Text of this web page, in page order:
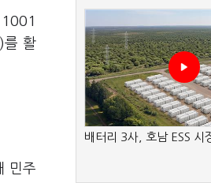
를 활
민주
배터리 3사, 호남 ESS 시